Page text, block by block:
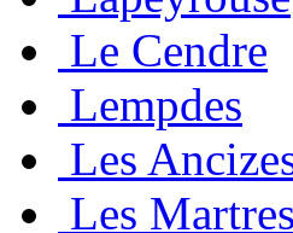
Le Cendre
Lempdes
Les
Les